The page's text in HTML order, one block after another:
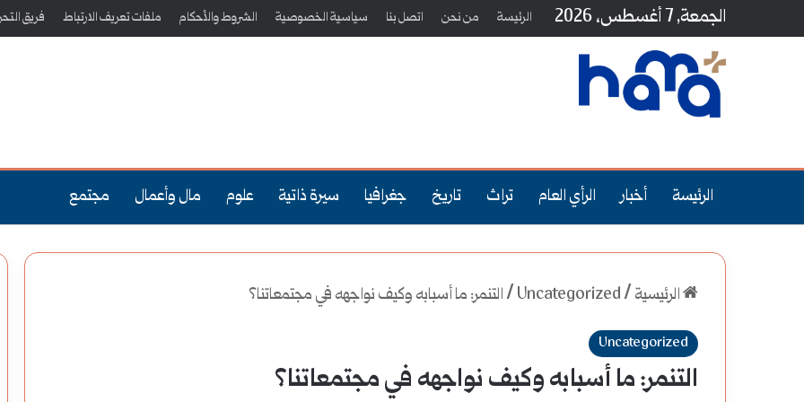
الجمعة, 7 أغسطس، 2026 الرئيسة من نحن اتصل بنا سياسية الخصوصية الشروط والأحكام ملفات تعريف الارتباط فريق
الرئيسة أخبار الرأي العام تراث تاريخ جغرافيا سيرة ذاتية علوم مال وأعمال مجتمع
الرئيسية /
Uncategorized
/التنمر: ما أسبابه وكيف نواجهه في مجتمعاتنا؟
Uncategorized
التنمر: ما أسبابه وكيف نواجهه في مجتمعاتنا؟